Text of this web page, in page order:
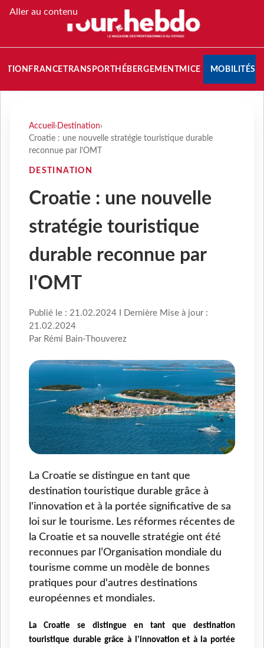
Aller au contenu
FRANCETRANSPORT HÉBERGEMENTMICE MOBILITÉS
Accueil › Destination›
Croatie : une nouvelle stratégie touristique durable
reconnue par l'OMT
DESTINATION
Croatie : une nouvelle
stratégie touristique
durable reconnue par
l'OMT
Publié le : 21.02.2024 I Dernière Mise à jour :
21.02.2024
Par Rémi Bain-Thouverez
La Croatie se distingue en tant que
destination touristique durable grâce à
l'innovation et à la portée significative de sa
loi sur le tourisme. Les réformes récentes de
la Croatie et sa nouvelle stratégie ont été
reconnues par l’Organisation mondiale du
tourisme comme un modèle de bonnes
pratiques pour d'autres destinations
européennes et mondiales.
La Croatie se distingue en tant que destination
touristique durable grâce à l'innovation et à la portée